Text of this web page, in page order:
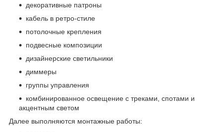
декоративные патроны
кабель в ретро-стиле
потолочные крепления
подвесные композиции
дизайнерские светильники
диммеры
группы управления
комбинированное освещение с треками, спотами и
акцентным светом
Далее выполняются монтажные работы: